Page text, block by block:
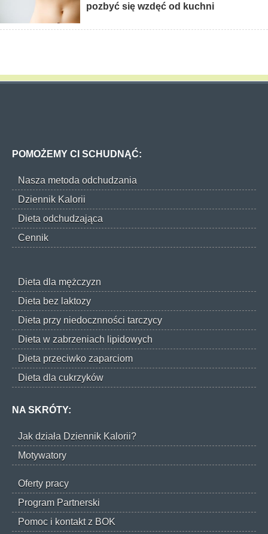
pozbyć się wzdęć od kuchni
POMOŻEMY CI SCHUDNĄĆ:
Nasza metoda odchudzania
Dziennik Kalorii
Dieta odchudzająca
Cennik
Dieta dla mężczyzn
Dieta bez laktozy
Dieta przy niedocznności tarczycy
Dieta w zabrzeniach lipidowych
Dieta przeciwko zaparciom
Dieta dla cukrzyków
NA SKRÓTY:
Jak działa Dziennik Kalorii?
Motywatory
Oferty pracy
Program Partnerski
Pomoc i kontakt z BOK